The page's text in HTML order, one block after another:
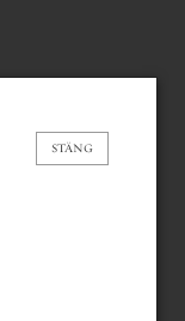
STÄNG